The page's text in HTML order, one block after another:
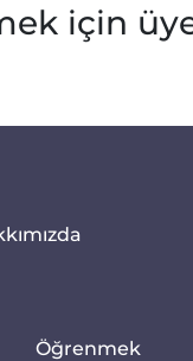
için
Öğrenmek